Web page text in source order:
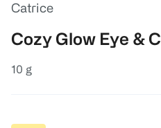
Catrice
Cozy Glow Eye &
10 g